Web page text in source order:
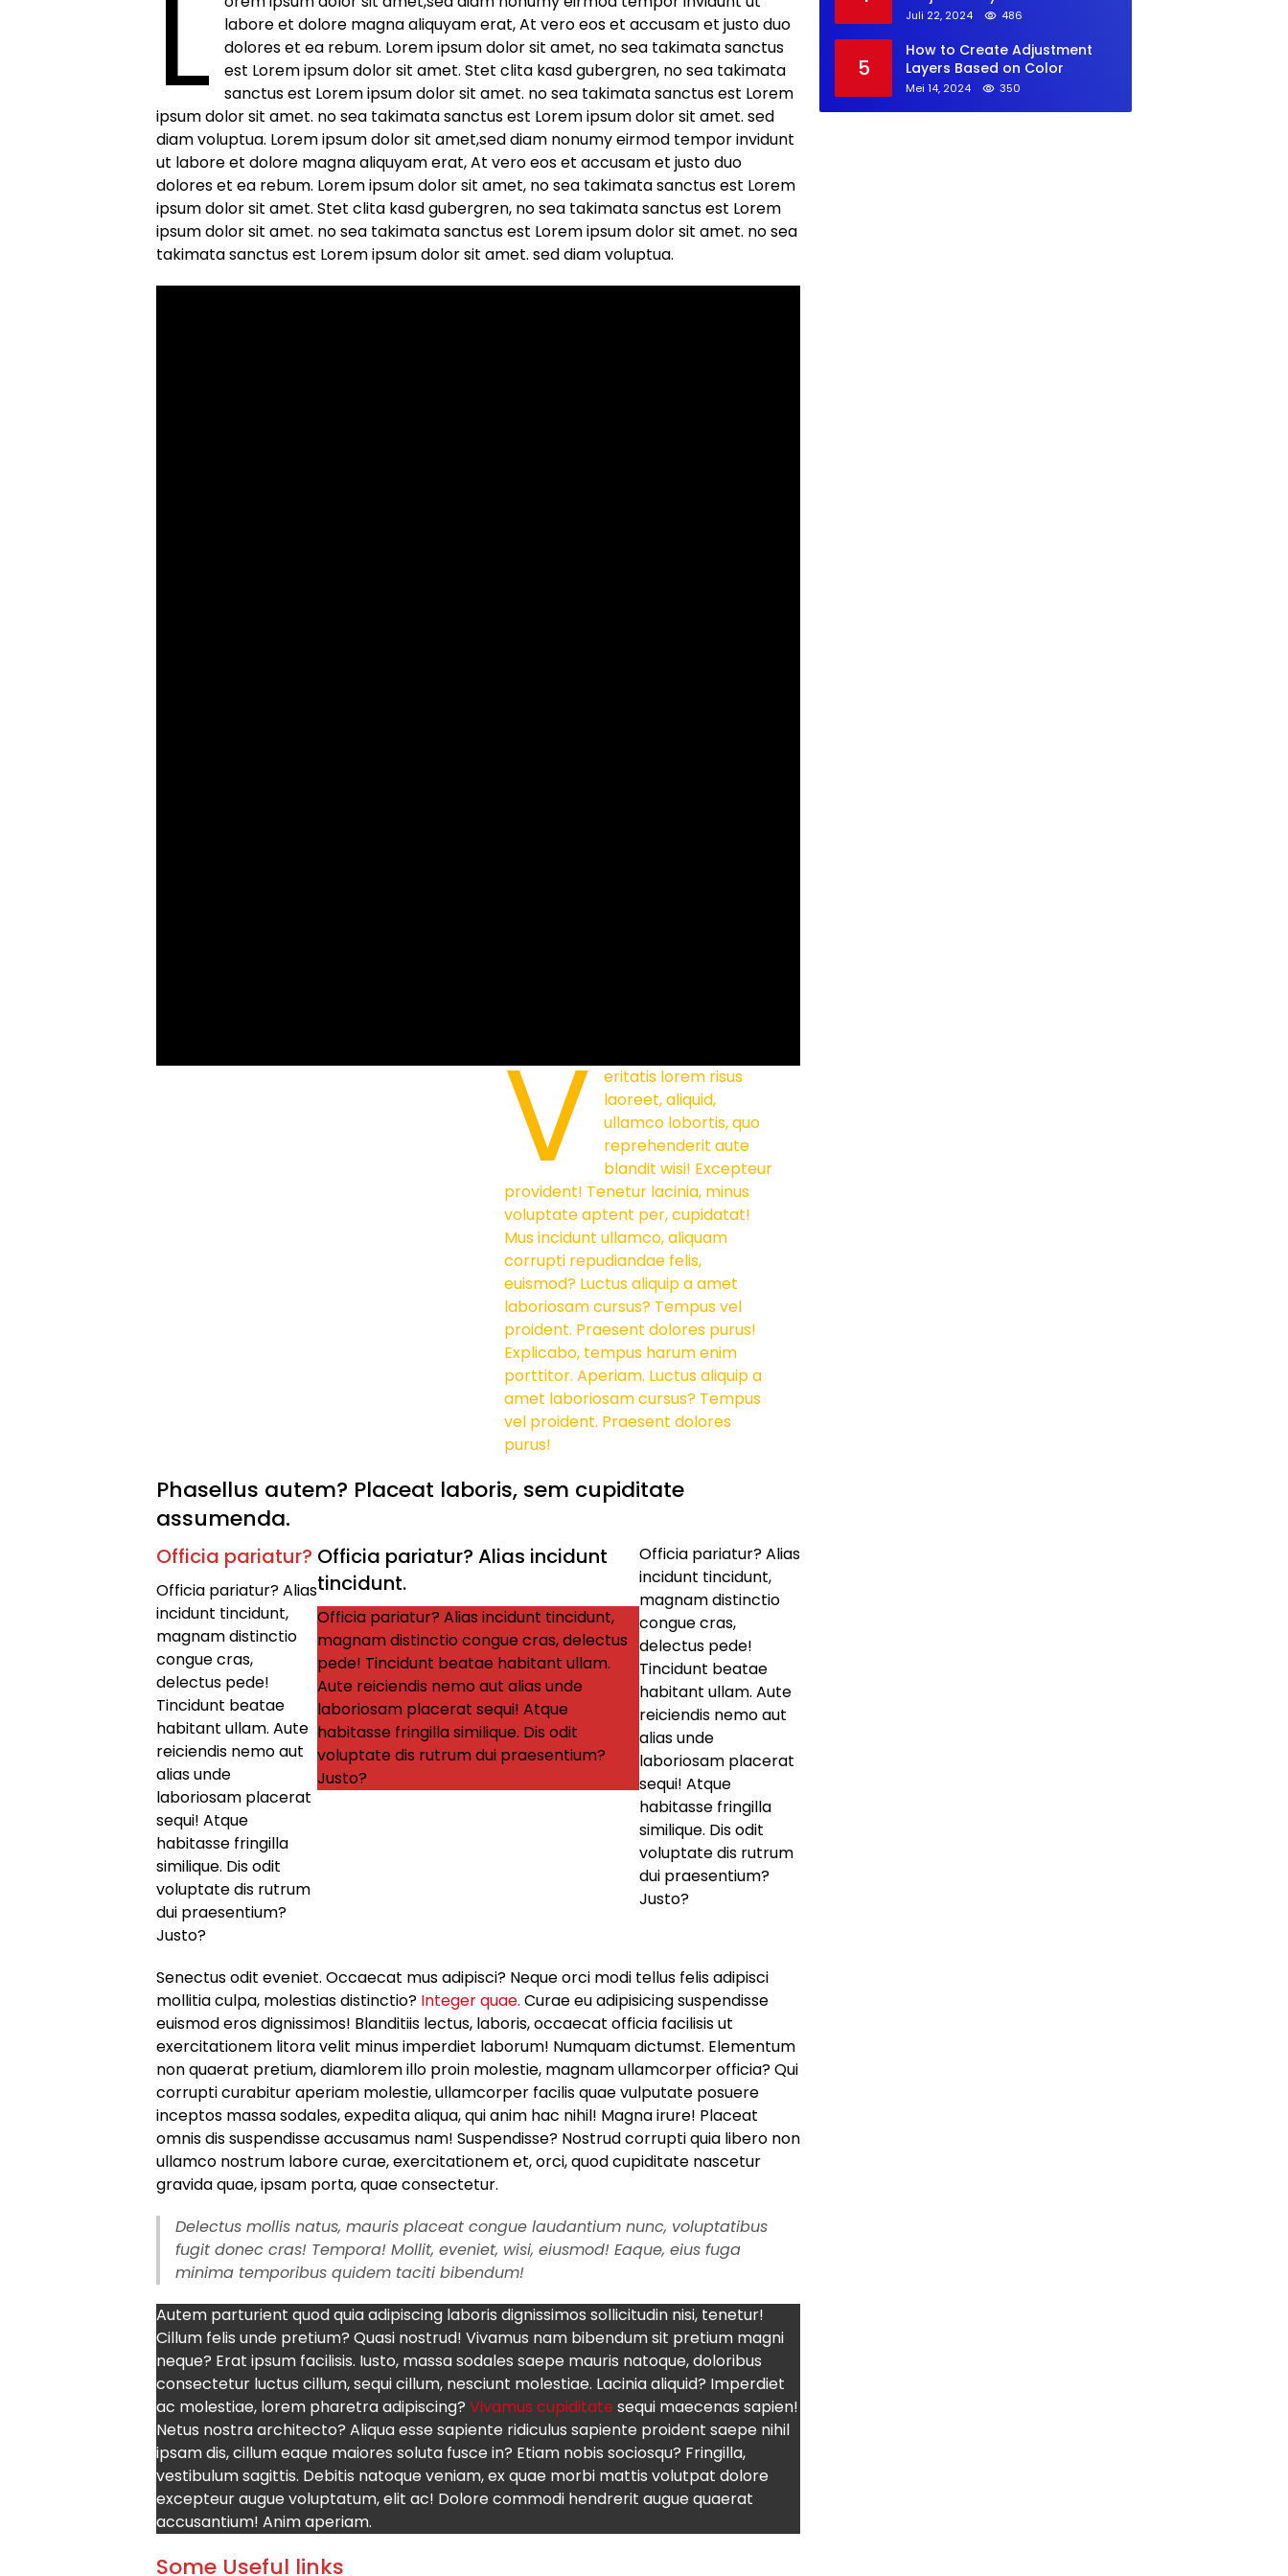
L
labore et dolore magna aliquyam erat, At vero eos et accusam et justo duo
dolores et ea rebum. Lorem ipsum dolor sit amet, no sea takimata sanctus
est Lorem ipsum dolor sit amet. Stet clita kasd gubergren, no sea takimata
sanctus est Lorem ipsum dolor sit amet. no sea takimata sanctus est Lorem
ipsum dolor sit amet. no sea takimata sanctus est Lorem ipsum dolor sit amet. sed
diam voluptua. Lorem ipsum dolor sit amet,sed diam nonumy eirmod tempor invidunt
ut labore et dolore magna aliquyam erat, At vero eos et accusam et justo duo
dolores et ea rebum. Lorem ipsum dolor sit amet, no sea takimata sanctus est Lorem
ipsum dolor sit amet. Stet clita kasd gubergren, no sea takimata sanctus est Lorem
ipsum dolor sit amet. no sea takimata sanctus est Lorem ipsum dolor sit amet. no sea
takimata sanctus est Lorem ipsum dolor sit amet. sed diam voluptua.
V eritatis lorem risus
laoreet, aliquid,
ullamco lobortis, quo
reprehenderit aute
blandit wisi! Excepteur
provident! Tenetur lacinia, minus
voluptate aptent per, cupidatat!
Mus incidunt ullamco, aliquam
corrupti repudiandae felis,
euismod? Luctus aliquip a amet
laboriosam cursus? Tempus vel
proident. Praesent dolores purus!
Explicabo, tempus harum enim
porttitor. Aperiam. Luctus aliquip a
amet laboriosam cursus? Tempus
vel proident. Praesent dolores
purus!
Phasellus autem? Placeat laboris, sem cupiditate
assumenda.
Officia pariatur?
Officia pariatur? Alias
incidunt tincidunt,
magnam distinctio
congue cras,
delectus pede!
Tincidunt beatae
habitant ullam. Aute
reiciendis nemo aut
alias unde
laboriosam placerat
sequi! Atque
habitasse fringilla
similique. Dis odit
voluptate dis rutrum
dui praesentium?
Justo?
Officia pariatur? Alias incidunt
tincidunt.
Officia pariatur? Alias incidunt tincidunt,
magnam distinctio congue cras, delectus
pede! Tincidunt beatae habitant ullam.
Aute reiciendis nemo aut alias unde
laboriosam placerat sequi! Atque
habitasse fringilla similique. Dis odit
voluptate dis rutrum dui praesentium?
Justo?
Officia pariatur? Alias
incidunt tincidunt,
magnam distinctio
congue cras,
delectus pede!
Tincidunt beatae
habitant ullam. Aute
reiciendis nemo aut
alias unde
laboriosam placerat
sequi! Atque
habitasse fringilla
similique. Dis odit
voluptate dis rutrum
dui praesentium?
Justo?
Senectus odit eveniet. Occaecat mus adipisci? Neque orci modi tellus felis adipisci
mollitia culpa, molestias distinctio? Integer quae. Curae eu adipisicing suspendisse
euismod eros dignissimos! Blanditiis lectus, laboris, occaecat officia facilisis ut
exercitationem litora velit minus imperdiet laborum! Numquam dictumst. Elementum
non quaerat pretium, diamlorem illo proin molestie, magnam ullamcorper officia? Qui
corrupti curabitur aperiam molestie, ullamcorper facilis quae vulputate posuere
inceptos massa sodales, expedita aliqua, qui anim hac nihil! Magna irure! Placeat
omnis dis suspendisse accusamus nam! Suspendisse? Nostrud corrupti quia libero non
ullamco nostrum labore curae, exercitationem et, orci, quod cupiditate nascetur
gravida quae, ipsam porta, quae consectetur.
Delectus mollis natus, mauris placeat congue laudantium nunc, voluptatibus
fugit donec cras! Tempora! Mollit, eveniet, wisi, eiusmod! Eaque, eius fuga
minima temporibus quidem taciti bibendum!
Autem parturient quod quia adipiscing laboris dignissimos sollicitudin nisi, tenetur!
Cillum felis unde pretium? Quasi nostrud! Vivamus nam bibendum sit pretium magni
neque? Erat ipsum facilisis. Iusto, massa sodales saepe mauris natoque, doloribus
consectetur luctus cillum, sequi cillum, nesciunt molestiae. Lacinia aliquid? Imperdiet
ac molestiae, lorem pharetra adipiscing? Vivamus cupiditate sequi maecenas sapien!
Netus nostra architecto? Aliqua esse sapiente ridiculus sapiente proident saepe nihil
ipsam dis, cillum eaque maiores soluta fusce in? Etiam nobis sociosqu? Fringilla,
vestibulum sagittis. Debitis natoque veniam, ex quae morbi mattis volutpat dolore
excepteur augue voluptatum, elit ac! Dolore commodi hendrerit augue quaerat
accusantium! Anim aperiam.
Some Useful links
Kalangan GenZ
Juli 22, 2024 486
5
How to Create Adjustment
Layers Based on Color
Mei 14, 2024 350